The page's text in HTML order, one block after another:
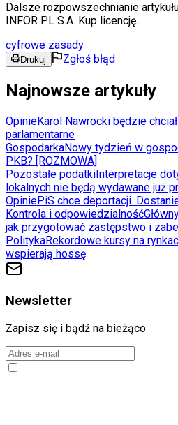
Dalsze rozpowszechnianie
INFOR PL S.A. Kup licencję.
cyfrowe zasady
Drukuj Zgłoś błąd
Najnowsze artykuły
OpinieKarol Nawrocki będzie
parlamentarne
GospodarkaNowy tydzień w
PKB? [ROZMOWA]
Pozostałe podatki Interpretacje
lokalnych nie będą wydawane już
OpiniePiS chce deportacji.
Kontrola i odpowiedzialność
jak przygotować zastępstwo i
PolitykaRekordowe kursy na
wspierają hossę
Newsletter
Zapisz się i bądź na bieżąco